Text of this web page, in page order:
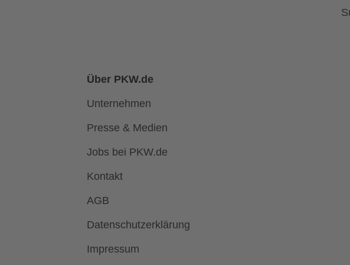
Über PKW.de
Unternehmen
Presse & Medien
Jobs bei PKW.de
Kontakt
AGB
Datenschutzerklärung
Impressum